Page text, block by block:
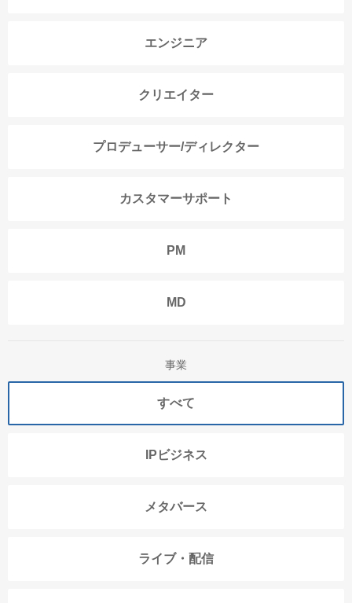
エンジニア
クリエイター
プロデューサー/ディレクター
カスタマーサポート
PM
MD
事業
すべて
IPビジネス
メタバース
ライブ・配信